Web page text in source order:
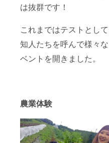
は抜群です！
これまではテストとして
知人たちを呼んで様々
ベントを開きました。
農業体験